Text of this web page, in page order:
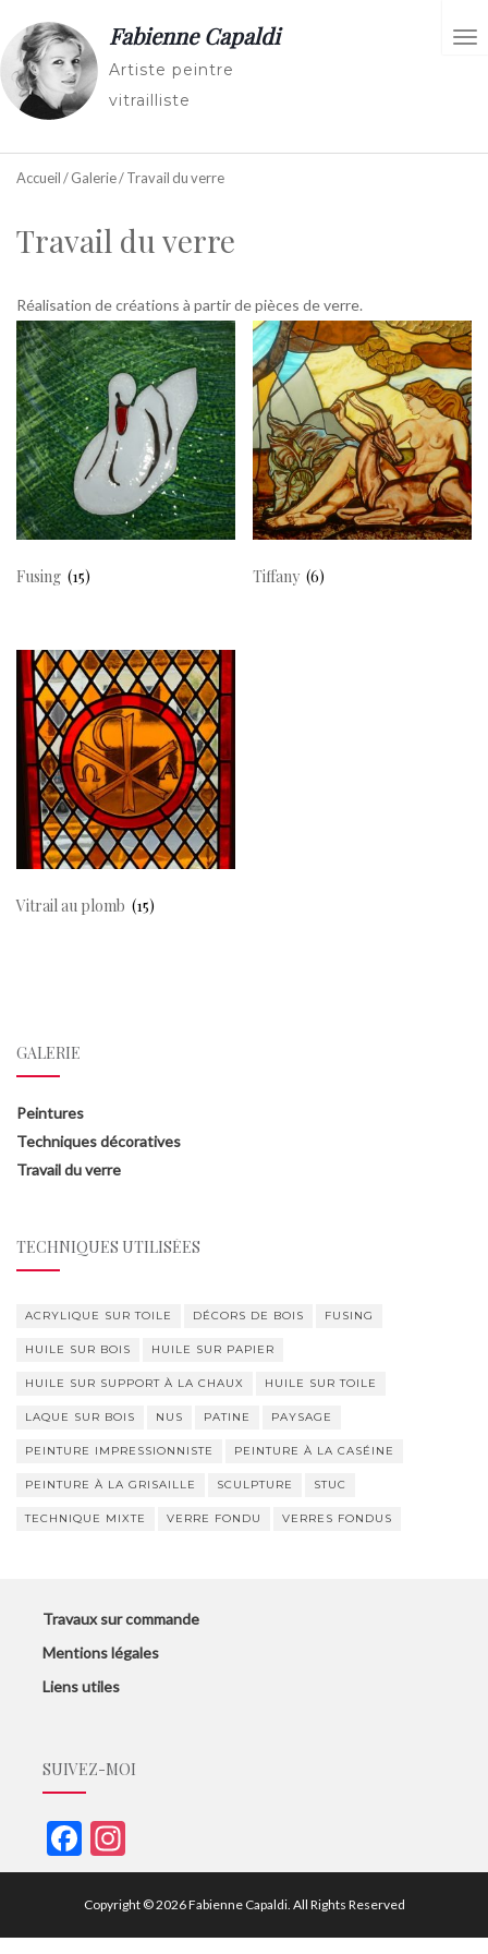
Fabienne Capaldi
Artiste peintre
vitrailliste
Accueil/Galerie/ Travail du verre
Travail du verre
Réalisation de créations à partir de pièces de verre.
Fusing (15) Tiffany (6)
Vitrail au plomb (15)
GALERIE
Peintures
Techniques décoratives
Travail du verre
TECHNIQUES UTILISÉES
ACRYLIQUE SUR TOILE DÉCORS DE BOIS FUSING
HUILE SUR BOIS HUILE SUR PAPIER
HUILE SUR SUPPORT À LA CHAUX HUILE SUR TOILE
LAQUE SUR BOIS NUS PATINE PAYSAGE
PEINTURE IMPRESSIONNISTE PEINTURE À LA CASÉINE
PEINTURE À LA GRISAILLE SCULPTURE STUC
TECHNIQUE MIXTE VERRE FONDU VERRES FONDUS
Travaux sur commande
Mentions légales
Liens utiles
SUIVEZ-MOI
F
ac
e
b
st
a
gr
Copyright © 2026Fabienne Capaldi. All Rights Reserved